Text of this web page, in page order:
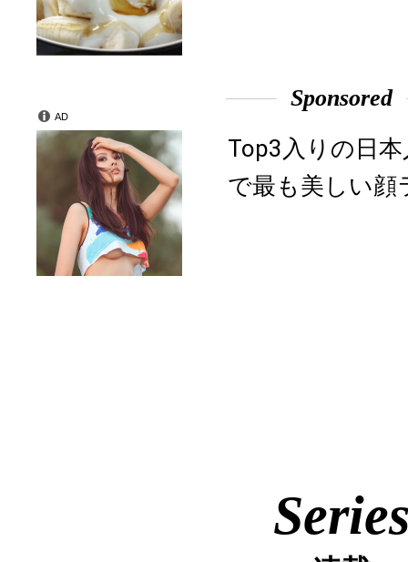
Sponsored
Top3入りの日
で最も美しい顔
AD